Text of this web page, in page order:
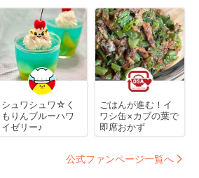
シュワシュワ☆く
もりんブルーハワ
イゼリー♪
ごはんが進む！イ
ワシ缶×カブの葉で
即席おかず
公式ファンページ一覧へ